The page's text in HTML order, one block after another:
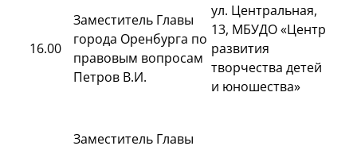
16.00
Заместитель Главы
города Оренбурга по
правовым вопросам
Петров В.И.
ул. Центральная,
13, МБУДО «Центр
развития
творчества детей
и юношества»
Заместитель Главы